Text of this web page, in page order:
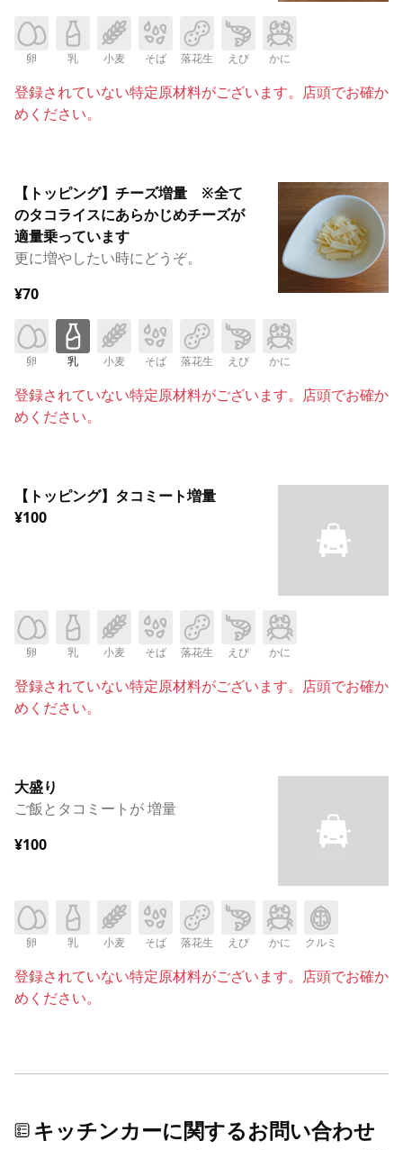
卵 乳 小麦 そば 落花生 えび かに
登録されていない特定原材料がございます。店頭でお確か
めください。
【トッピング】チーズ増量 ※全て
のタコライスにあらかじめチーズが
適量乗っています
更に増やしたい時にどうぞ。
¥70
卵 乳 小麦 そば 落花生 えび かに
登録されていない特定原材料がございます。店頭でお確か
めください。
【トッピング】タコミート増量
¥100
卵 乳 小麦 そば 落花生 えび かに
登録されていない特定原材料がございます。店頭でお確か
めください。
大盛り
ご飯とタコミートが 増量
¥100
卵 乳 小麦 そば 落花生 えび かに クルミ
登録されていない特定原材料がございます。店頭でお確か
めください。
キッチンカーに関するお問い合わせ